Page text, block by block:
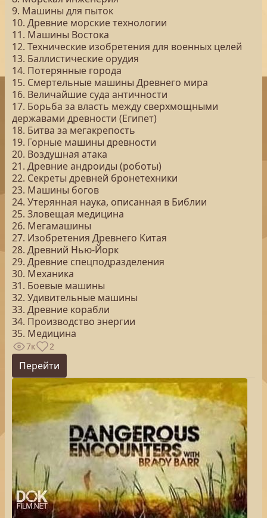
9. Машины для пыток
10. Древние морские технологии
11. Машины Востока
12. Технические изобретения для военных целей
13. Баллистические орудия
14. Потерянные города
15. Смертельные машины Древнего мира
16. Величайшие суда античности
17. Борьба за власть между сверхмощными
державами древности (Египет)
18. Битва за мегакрепость
19. Горные машины древности
20. Воздушная атака
21. Древние андроиды (роботы)
22. Секреты древней бронетехники
23. Машины богов
24. Утерянная наука, описанная в Библии
25. Зловещая медицина
26. Мегамашины
27. Изобретения Древнего Kитая
28. Древний Нью-Йорк
29. Древние спецподразделения
30. Механика
31. Боевые машины
32. Удивительные машины
33. Древние корабли
34. Производство энергии
35. Медицина
7к 2
Перейти